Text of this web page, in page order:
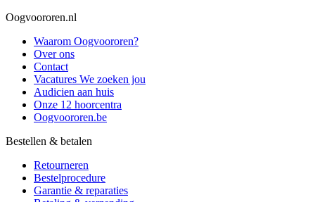
Oogvoororen.nl
Waarom Oogvoororen?
Over ons
Contact
Vacatures We zoeken jou
Audicien aan huis
Onze 12 hoorcentra
Oogvoororen.be
Bestellen & betalen
Retourneren
Bestelprocedure
Garantie & reparaties